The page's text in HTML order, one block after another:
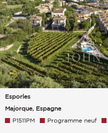
Esporles
Majorque, Espagne
P1511PM
Programme neuf